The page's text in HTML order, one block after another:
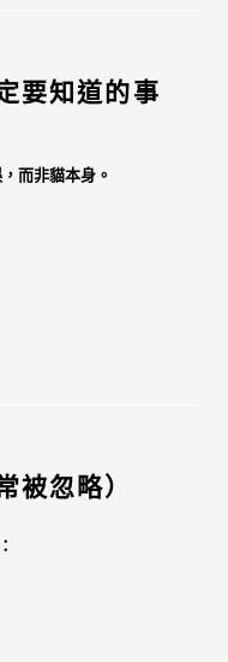
要知道的事
而非貓本身。
被忽略）